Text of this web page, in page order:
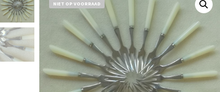
NIET OP VOORRAAD